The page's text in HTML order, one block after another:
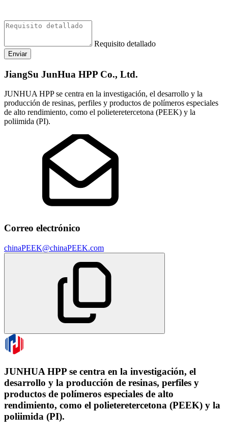
Requisito detallado
Enviar
JiangSu JunHua HPP Co., Ltd.
JUNHUA HPP se centra en la investigación, el desarrollo y la
producción de resinas, perfiles y productos de polímeros especiales
de alto rendimiento, como el polieteretercetona (PEEK) y la
poliimida (PI).
Correo electrónico
chinaPEEK@chinaPEEK.com
JUNHUA HPP se centra en la investigación, el
desarrollo y la producción de resinas, perfiles y
productos de polímeros especiales de alto
rendimiento, como el polieteretercetona (PEEK) y la
poliimida (PI).